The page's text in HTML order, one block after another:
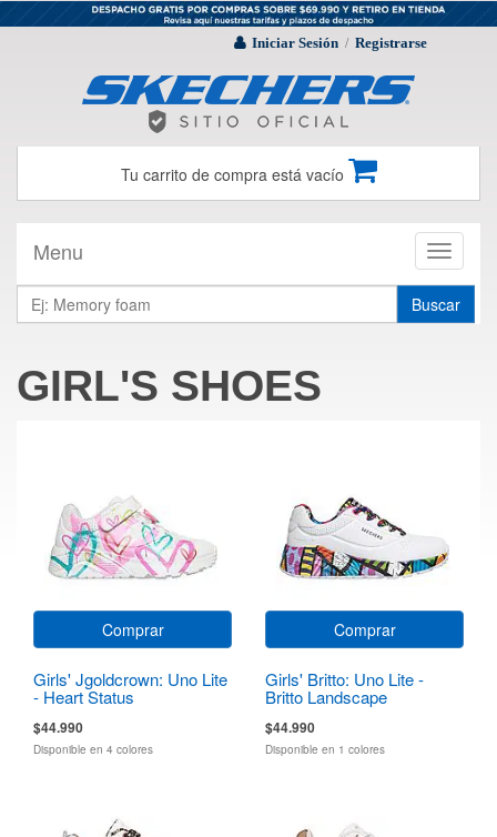
Iniciar Sesión / Registrarse
Tu carrito de compra está vacío
Toggle
Menu
Buscar
GIRL'S SHOES
Comprar
Girls' Jgoldcrown: Uno Lite
- Heart Status
$44.990
Disponible en 4 colores
Comprar
Girls' Britto: Uno Lite -
Britto Landscape
$44.990
Disponible en 1 colores